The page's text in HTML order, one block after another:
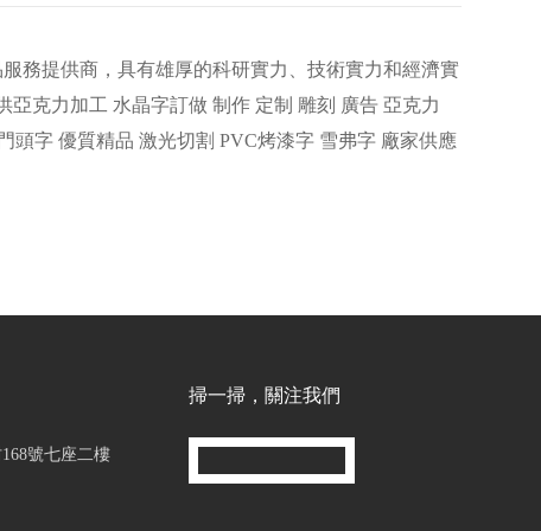
務提供商，具有雄厚的科研實力、技術實力和經濟實
克力加工 水晶字訂做 制作 定制 雕刻 廣告 亞克力
頭字 優質精品 激光切割 PVC烤漆字 雪弗字 廠家供應
號七座二樓
掃一掃，關注我們